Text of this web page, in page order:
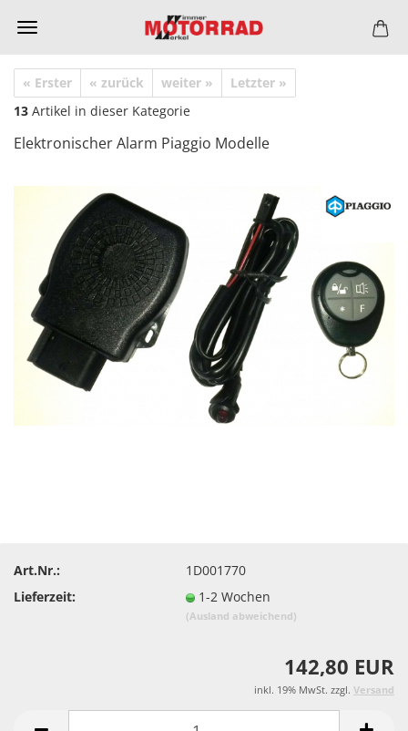
« Erster « zurück weiter »
Letzter »
13 Artikel in dieser Kategorie
Elektronischer Alarm Piaggio Modelle
Art.Nr.:
1D001770
Lieferzeit:
1-2 Wochen
(Ausland abweichend)
142,80 EUR
inkl. 19% MwSt. zzgl. Versand